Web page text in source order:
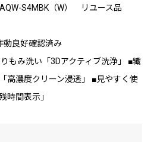
S4MBK（W） リユース品
動良好確認済み
もみ洗い「3Dアクティブ洗浄」 ■繊
高濃度クリーン浸透」 ■見やすく使
時間表示」